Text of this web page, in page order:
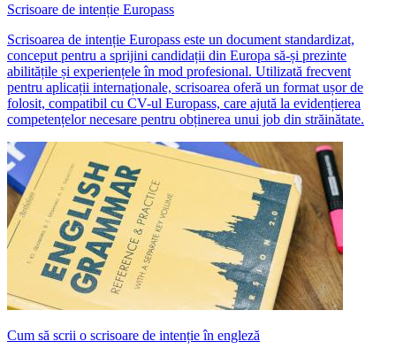
Scrisoare de intenție Europass
Scrisoarea de intenție Europass este un document standardizat,
conceput pentru a sprijini candidații din Europa să-și prezinte
abilitățile și experiențele în mod profesional. Utilizată frecvent
pentru aplicații internaționale, scrisoarea oferă un format ușor de
folosit, compatibil cu CV-ul Europass, care ajută la evidențierea
competențelor necesare pentru obținerea unui job din străinătate.
Cum să scrii o scrisoare de intenție în engleză